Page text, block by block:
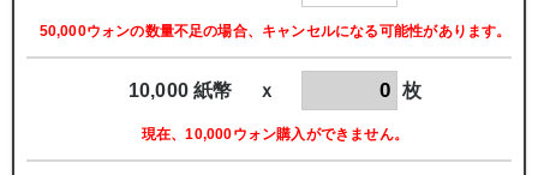
50,000ウォンの数量不足の場合、キャンセルになる可能性があります。
10,000 紙幣 ｘ 枚
現在、10,000ウォン購入ができません。